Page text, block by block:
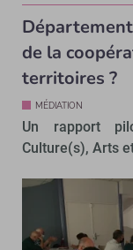
de la
territoires ?
MÉDIATION
Un rapport
Culture(s), Arts